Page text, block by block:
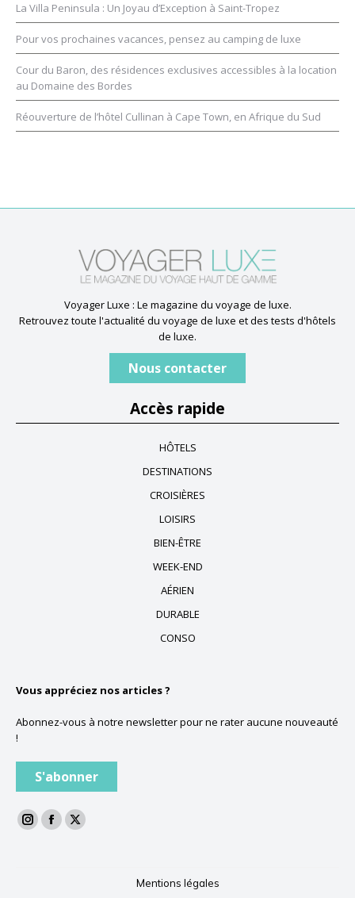
La Villa Peninsula : Un Joyau d’Exception à Saint-Tropez
Pour vos prochaines vacances, pensez au camping de luxe
Cour du Baron, des résidences exclusives accessibles à la location
au Domaine des Bordes
Réouverture de l’hôtel Cullinan à Cape Town, en Afrique du Sud
Voyager Luxe : Le magazine du voyage de luxe.
Retrouvez toute l'actualité du voyage de luxe et des tests d'hôtels
de luxe.
Nous contacter
Accès rapide
HÔTELS
DESTINATIONS
CROISIÈRES
LOISIRS
BIEN-ÊTRE
WEEK-END
AÉRIEN
DURABLE
CONSO
Vous appréciez nos articles ?
Abonnez-vous à notre newsletter pour ne rater aucune nouveauté
!
S'abonner
La
La
La
Mentions légales